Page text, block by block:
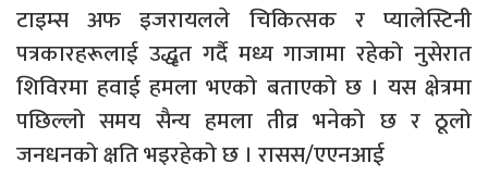
टाइम्स अफ इजरायलले चिकित्सक र प्यालेस्टिनी
पत्रकारहरूलाई उद्धृत गर्दै मध्य गाजामा रहेको नुसेरात
शिविरमा हवाई हमला भएको बताएको छ । यस क्षेत्रमा
पछिल्लो समय सैन्य हमला तीव्र भनेको छ र ठूलो
जनधनको क्षति भइरहेको छ । रासस/एएनआई